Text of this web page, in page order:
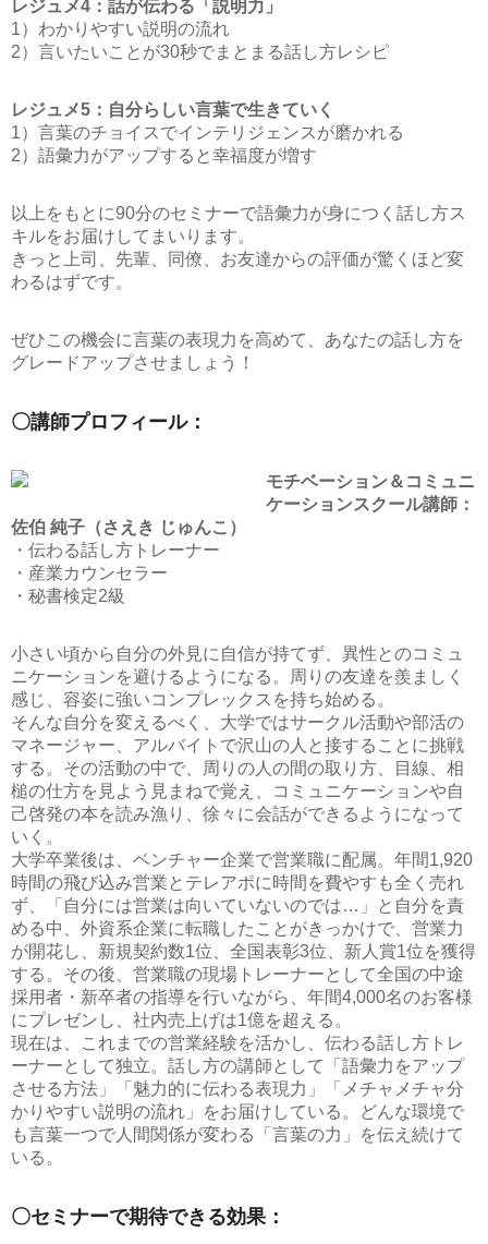
レジュメ4：話が伝わる「説明力」
1）わかりやすい説明の流れ
2）言いたいことが30秒でまとまる話し方レシピ
レジュメ5：自分らしい言葉で生きていく
1）言葉のチョイスでインテリジェンスが磨かれる
2）語彙力がアップすると幸福度が増す
以上をもとに90分のセミナーで語彙力が身につく話し方ス
キルをお届けしてまいります。
きっと上司、先輩、同僚、お友達からの評価が驚くほど変
わるはずです。
ぜひこの機会に言葉の表現力を高めて、あなたの話し方を
グレードアップさせましょう！
〇講師プロフィール：
モチベーション＆コミュニ
ケーションスクール講師：
佐伯 純子（さえき じゅんこ）
・伝わる話し方トレーナー
・産業カウンセラー
・秘書検定2級
小さい頃から自分の外見に自信が持てず、異性とのコミュ
ニケーションを避けるようになる。周りの友達を羨ましく
感じ、容姿に強いコンプレックスを持ち始める。
そんな自分を変えるべく、大学ではサークル活動や部活の
マネージャー、アルバイトで沢山の人と接することに挑戦
する。その活動の中で、周りの人の間の取り方、目線、相
槌の仕方を見よう見まねで覚え、コミュニケーションや自
己啓発の本を読み漁り、徐々に会話ができるようになって
いく。
大学卒業後は、ベンチャー企業で営業職に配属。年間1,920
時間の飛び込み営業とテレアポに時間を費やすも全く売れ
ず、「自分には営業は向いていないのでは…」と自分を責
める中、外資系企業に転職したことがきっかけで、営業力
が開花し、新規契約数1位、全国表彰3位、新人賞1位を獲得
する。その後、営業職の現場トレーナーとして全国の中途
採用者・新卒者の指導を行いながら、年間4,000名のお客様
にプレゼンし、社内売上げは1億を超える。
現在は、これまでの営業経験を活かし、伝わる話し方トレ
ーナーとして独立。話し方の講師として「語彙力をアップ
させる方法」「魅力的に伝わる表現力」「メチャメチャ分
かりやすい説明の流れ」をお届けしている。どんな環境で
も言葉一つで人間関係が変わる「言葉の力」を伝え続けて
いる。
〇セミナーで期待できる効果：